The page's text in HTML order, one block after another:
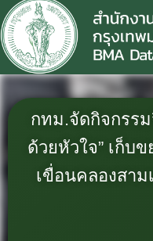
กทม.จัดกิจกรรม
ด้วยหัวใจ” เก็
เขื่อนคลองสา